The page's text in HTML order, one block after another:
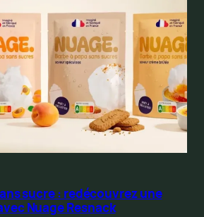
sucre : redécouvrez une
Nuage Resnack